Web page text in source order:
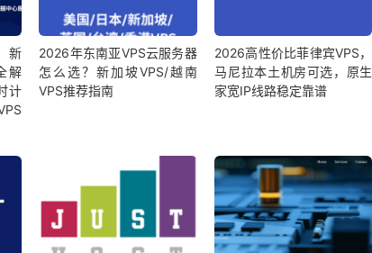
新
解
计
2026年东南亚VPS云服务器
怎么选？新加坡VPS/越南
VPS推荐指南
2026高性价比菲律宾VPS，
马尼拉本土机房可选，原生
家宽IP线路稳定靠谱